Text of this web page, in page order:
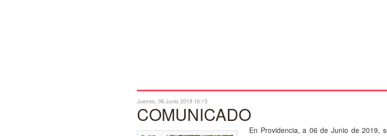
Jueves, 06 Junio 2019 16:13
COMUNICADO
En Providencia, a 06 de Junio de 2019,